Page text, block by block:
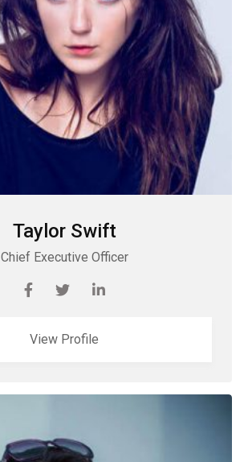
Taylor Swift
Chief Executive Officer
View Profile